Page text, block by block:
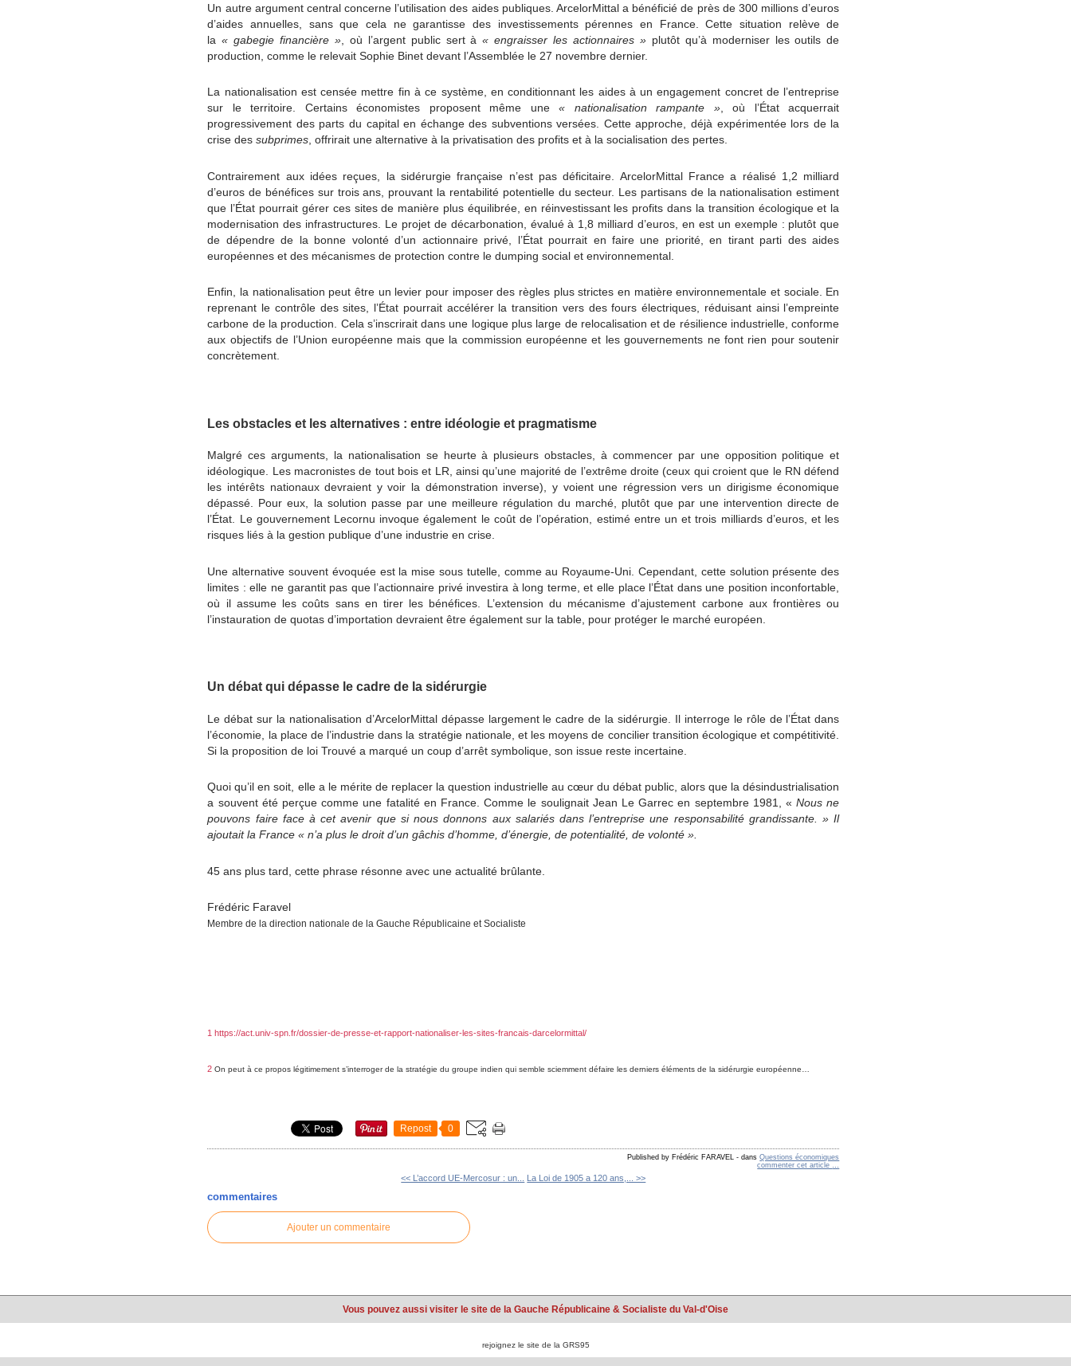
Un autre argument central concerne l’utilisation des aides publiques. ArcelorMittal a bénéficié de près de 300 millions d’euros
d’aides annuelles, sans que cela ne garantisse des investissements pérennes en France. Cette situation relève de
la« gabegie financière », où l’argent public sert à« engraisser les actionnaires »plutôt qu’à moderniser les outils de
production, comme le relevait Sophie Binet devant l’Assemblée le 27 novembre dernier.
La nationalisation est censée mettre fin à ce système, en conditionnant les aides à un engagement concret de l’entreprise
sur le territoire. Certains économistes proposent même une« nationalisation rampante », où l’État acquerrait
progressivement des parts du capital en échange des subventions versées. Cette approche, déjà expérimentée lors de la
crise dessubprimes , offrirait une alternative à la privatisation des profits et à la socialisation des pertes.
Contrairement aux idées reçues, la sidérurgie française n’est pas déficitaire. ArcelorMittal France a réalisé 1,2 milliard
d’euros de bénéfices sur trois ans, prouvant la rentabilité potentielle du secteur. Les partisans de la nationalisation estiment
que l’État pourrait gérer ces sites de manière plus équilibrée, en réinvestissant les profits dans la transition écologique et la
modernisation des infrastructures. Le projet de décarbonation, évalué à 1,8 milliard d’euros, en est un exemple : plutôt que
de dépendre de la bonne volonté d’un actionnaire privé, l’État pourrait en faire une priorité, en tirant parti des aides
européennes et des mécanismes de protection contre le dumping social et environnemental.
Enfin, la nationalisation peut être un levier pour imposer des règles plus strictes en matière environnementale et sociale. En
reprenant le contrôle des sites, l’État pourrait accélérer la transition vers des fours électriques, réduisant ainsi l’empreinte
carbone de la production. Cela s’inscrirait dans une logique plus large de relocalisation et de résilience industrielle, conforme
aux objectifs de l’Union européenne mais que la commission européenne et les gouvernements ne font rien pour soutenir
concrètement.
Les obstacles et les alternatives : entre idéologie et pragmatisme
Malgré ces arguments, la nationalisation se heurte à plusieurs obstacles, à commencer par une opposition politique et
idéologique. Les macronistes de tout bois et LR, ainsi qu’une majorité de l’extrême droite (ceux qui croient que le RN défend
les intérêts nationaux devraient y voir la démonstration inverse), y voient une régression vers un dirigisme économique
dépassé. Pour eux, la solution passe par une meilleure régulation du marché, plutôt que par une intervention directe de
l’État. Le gouvernement Lecornu invoque également le coût de l’opération, estimé entre un et trois milliards d’euros, et les
risques liés à la gestion publique d’une industrie en crise.
Une alternative souvent évoquée est la mise sous tutelle, comme au Royaume-Uni. Cependant, cette solution présente des
limites : elle ne garantit pas que l’actionnaire privé investira à long terme, et elle place l’État dans une position inconfortable,
où il assume les coûts sans en tirer les bénéfices. L’extension du mécanisme d’ajustement carbone aux frontières ou
l’instauration de quotas d’importation devraient être également sur la table, pour protéger le marché européen.
Un débat qui dépasse le cadre de la sidérurgie
Le débat sur la nationalisation d’ArcelorMittal dépasse largement le cadre de la sidérurgie. Il interroge le rôle de l’État dans
l’économie, la place de l’industrie dans la stratégie nationale, et les moyens de concilier transition écologique et compétitivité.
Si la proposition de loi Trouvé a marqué un coup d’arrêt symbolique, son issue reste incertaine.
Quoi qu’il en soit, elle a le mérite de replacer la question industrielle au cœur du débat public, alors que la désindustrialisation
a souvent été perçue comme une fatalité en France. Comme le soulignait Jean Le Garrec en septembre 1981, «Nous ne
pouvons faire face à cet avenir que si nous donnons aux salariés dans l’entreprise une responsabilité grandissante.
»Il
ajoutaitla France «n’a plus le droit d’un gâchis d’homme, d’énergie, de potentialité, de volonté ».
45 ans plus tard, cette phrase résonne avec une actualité brûlante.
Frédéric Faravel
Membre de la direction nationale de la Gauche Républicaine et Socialiste
1 https://act.univ-spn.fr/dossier-de-presse-et-rapport-nationaliser-les-sites-francais-darcelormittal/
2 On peut à ce propos légitimement s’interroger de la stratégie du groupe indien qui semble sciemment défaire les derniers éléments de la sidérurgie européenne…
Repost 0
Published by Frédéric FARAVEL - dansQuestions économiques
commenter cet article
<< L’accord UE-Mercosur : un... La Loi de 1905 a 120 ans,... >>
commentaires
Ajouter un commentaire
Vous pouvez aussi visiter le site de la Gauche Républicaine & Socialiste du Val-d'Oise
rejoignez le site de la GRS95